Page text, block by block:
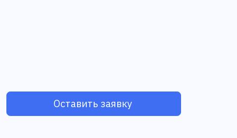
Оставить заявку